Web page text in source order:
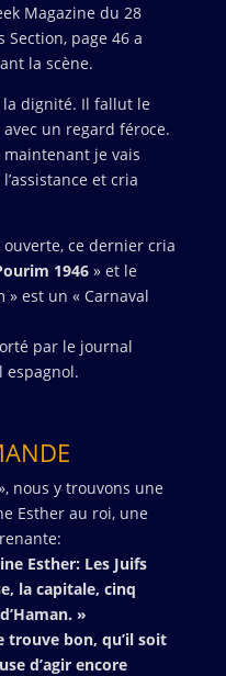
Magazine du 28
Section, page 46 a
la scène.
la dignité. Il fallut le
un regard féroce.
maintenant je vais
et cria
ce dernier cria
1946» et le
est un « Carnaval
par le journal
espagnol.
nous y trouvons une
Esther au roi, une
Esther: Les Juifs
la capitale, cinq
»
trouve bon, qu’il soit
d’agir encore